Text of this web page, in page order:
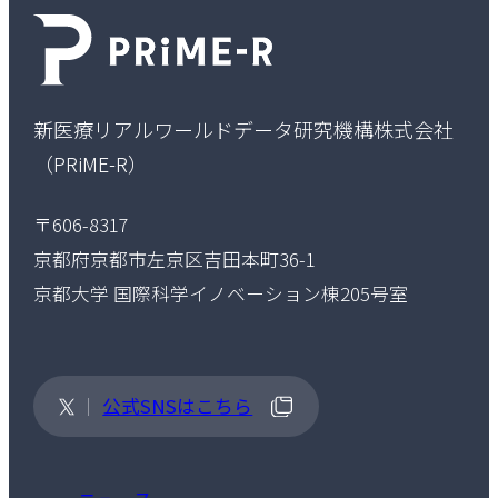
新医療リアルワールドデータ研究機構株式会社
（PRiME-R）
〒606-8317
京都府京都市左京区吉田本町36-1
京都大学 国際科学イノベーション棟205号室
公式SNSはこちら